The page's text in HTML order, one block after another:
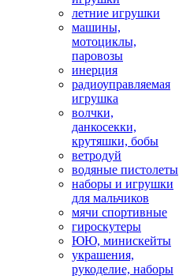
летние игрушки
машины,
мотоциклы,
паровозы
инерция
радиоуправляемая
игрушка
волчки,
данкосекки,
крутяшки, бобы
ветродуй
водяные пистолеты
наборы и игрушки
для мальчиков
мячи спортивные
гироскутеры
ЮЮ, минискейты
украшения,
рукоделие, наборы